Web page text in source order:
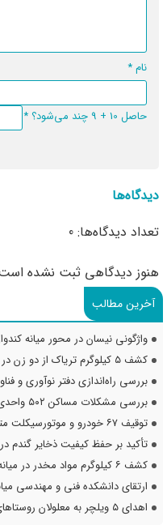
نام*
حاصل 10 + 9 چند می‌شود؟ *
دیدگاه‌ها
تعداد دیدگاه‌ها: 0
هنوز دیدگاهی ثبت نشده
آخرین مطالب
واژگونی نیسان در محور میانه
کشف ۵ کیلوگرم تریاک از دو زن در میانه
بررسی راه‌اندازی دفتر نوآوری و
بررسی مشکلات مساکن ۵۰۲ واحدی در میانه
توقیف ۶۷ خودرو و موتورسیکلت متخلف در میانه
تأکید بر حفظ کیفیت ذخایر گندم در
کشف ۶ کیلوگرم مواد مخدر در میانه
ارتقای دانشکده فنی و مهندسی
اهدای ۵ ویلچر به معلولان روستاهای میانه توسط بانوی نیکوکار